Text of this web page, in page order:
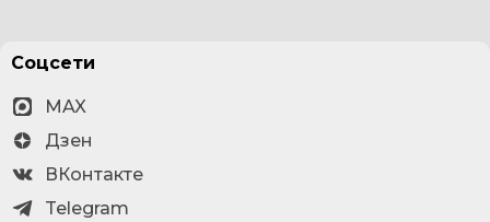
Соцсети
MAX
Дзен
ВКонтакте
Telegram